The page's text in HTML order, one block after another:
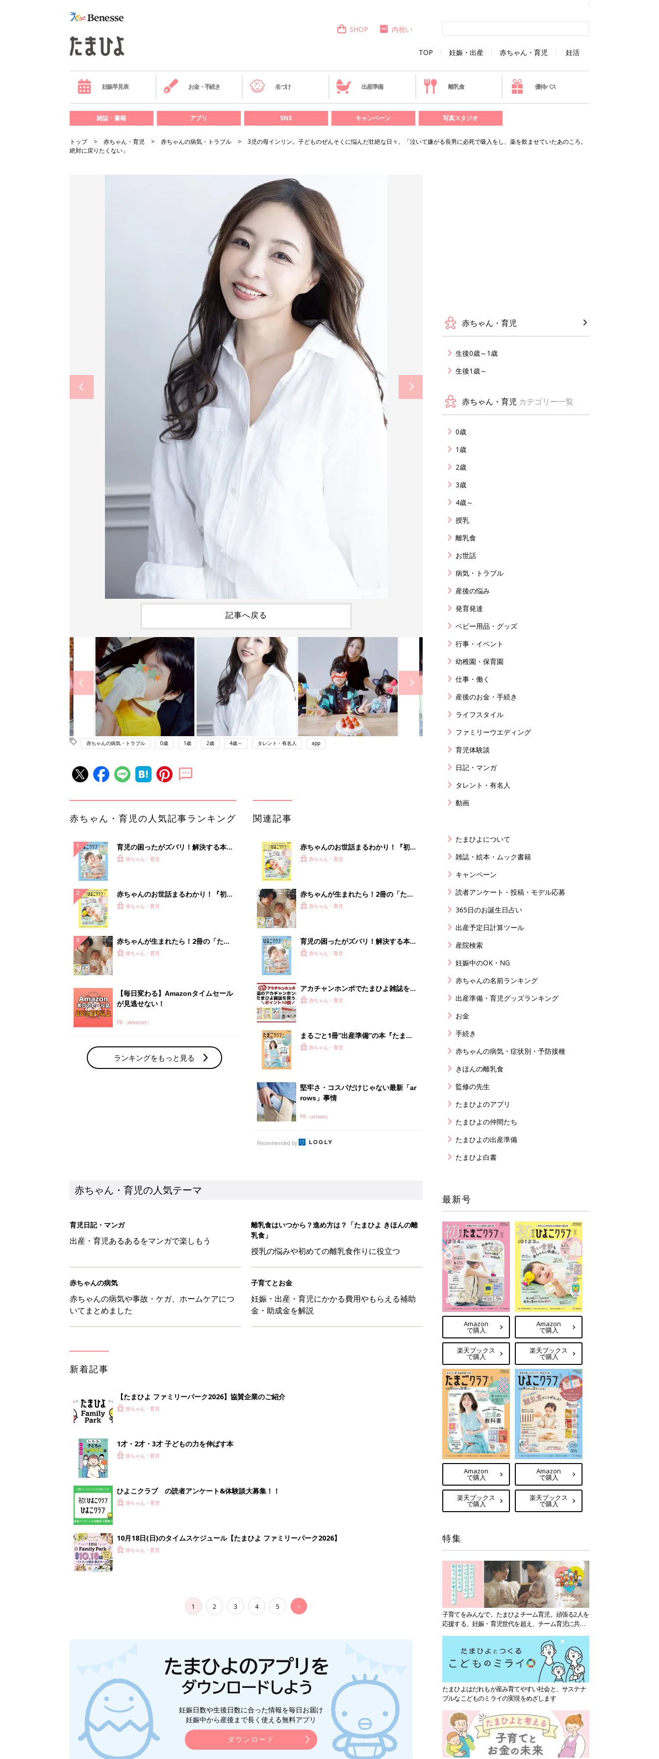
TOP 妊娠・出産 赤ちゃん・育児 妊活
SHOP 内祝い
妊娠早見表 お金・手続き 名づけ 出産準備 離乳食 優待パス
雑誌・書籍 アプリ SNS キャンペーン 写真スタジオ
トップ 赤ちゃん・育児 赤ちゃんの病気・トラブル
3児の母インリン。子どものぜんそくに悩んだ壮絶な日々。「泣いて嫌がる長男に必死で吸入をし、薬を飲ませていたあのころ。
絶対に戻りたくない」
記事へ戻る
赤ちゃんの病気・トラブル 0歳 1歳 2歳 4歳～ タレント・有名人 app
赤ちゃん・育児の人気記事ランキング
育児の困ったがズバリ！解決する本
『ひよこクラブ 夏号』 4カ月～2才
赤ちゃん・育児
赤ちゃんのお世話まるわかり！『初め
てのひよこクラブ 夏号』〈巻頭大特
赤ちゃん・育児
赤ちゃんが生まれたら！2冊の「たま
ひよ」
赤ちゃん・育児
【毎日変わる】Amazonタイムセール
が見逃せない！
PR（Amazon）
ランキングをもっと見る
関連記事
赤ちゃんのお世話まるわかり！『初め
てのひよこクラブ 夏号』〈巻頭大特
赤ちゃん・育児
赤ちゃんが生まれたら！2冊の「たま
ひよ」
赤ちゃん・育児
育児の困ったがズバリ！解決する本
『ひよこクラブ 秋号』 4カ月～2才
赤ちゃん・育児
アカチャンホンポでたまひよ雑誌を買
うとポイント10倍【期間限定】
赤ちゃん・育児
まるごと1冊“出産準備”の本『たまご
クラブ 夏号』〈スペシャル大特集〉
赤ちゃん・育児
堅牢さ・コスパだけじゃない最新「ar
rows」事情
PR（arrows）
Recommended by
赤ちゃん・育児の人気テーマ
育児日記・マンガ
出産・育児あるあるをマンガで楽しもう
離乳食はいつから？進め方は？「たまひよ きほんの離
乳食」
授乳の悩みや初めての離乳食作りに役立つ
赤ちゃんの病気
赤ちゃんの病気や事故・ケガ、ホームケアにつ
いてまとめました
子育てとお金
妊娠・出産・育児にかかる費用やもらえる補助
金・助成金を解説
新着記事
【たまひよ ファミリーパーク2026】協賛企業のご紹介
赤ちゃん・育児
1才・2才・3才 子どもの力を伸ばす本
赤ちゃん・育児
ひよこクラブ の読者アンケート&体験談大募集！！
赤ちゃん・育児
10月18日(日)のタイムスケジュール【たまひよ ファミリーパーク2026】
赤ちゃん・育児
1 2 3 4 5 >
妊娠日数や生後日数に合った情報を毎日お届け
妊娠中から産後まで長く使える無料アプリ
ダウンロード
赤ちゃん・育児
生後0歳～1歳
生後1歳～
赤ちゃん・育児 カテゴリー一覧
0歳
1歳
2歳
3歳
4歳～
授乳
離乳食
お世話
病気・トラブル
産後の悩み
発育発達
ベビー用品・グッズ
行事・イベント
幼稚園・保育園
仕事・働く
産後のお金・手続き
ライフスタイル
ファミリーウエディング
育児体験談
日記・マンガ
タレント・有名人
動画
たまひよについて
雑誌・絵本・ムック書籍
キャンペーン
読者アンケート・投稿・モデル応募
365日のお誕生日占い
出産予定日計算ツール
産院検索
妊娠中のOK・NG
赤ちゃんの名前ランキング
出産準備・育児グッズランキング
お金
手続き
赤ちゃんの病気・症状別・予防接種
きほんの離乳食
監修の先生
たまひよのアプリ
たまひよの仲間たち
たまひよの出産準備
たまひよ白書
最新号
Amazon
で購入
楽天ブックス
で購入
Amazon
で購入
楽天ブックス
で購入
Amazon
で購入
楽天ブックス
で購入
Amazon
で購入
楽天ブックス
で購入
特集
子育てをみんなで。たまひよチーム育児。頑張る2人を
応援する、妊娠・育児世代を超え、チーム育児に共感
たまひよはだれもが産み育てやすい社会と、サステナ
ブルなこどものミライの実現をめざします